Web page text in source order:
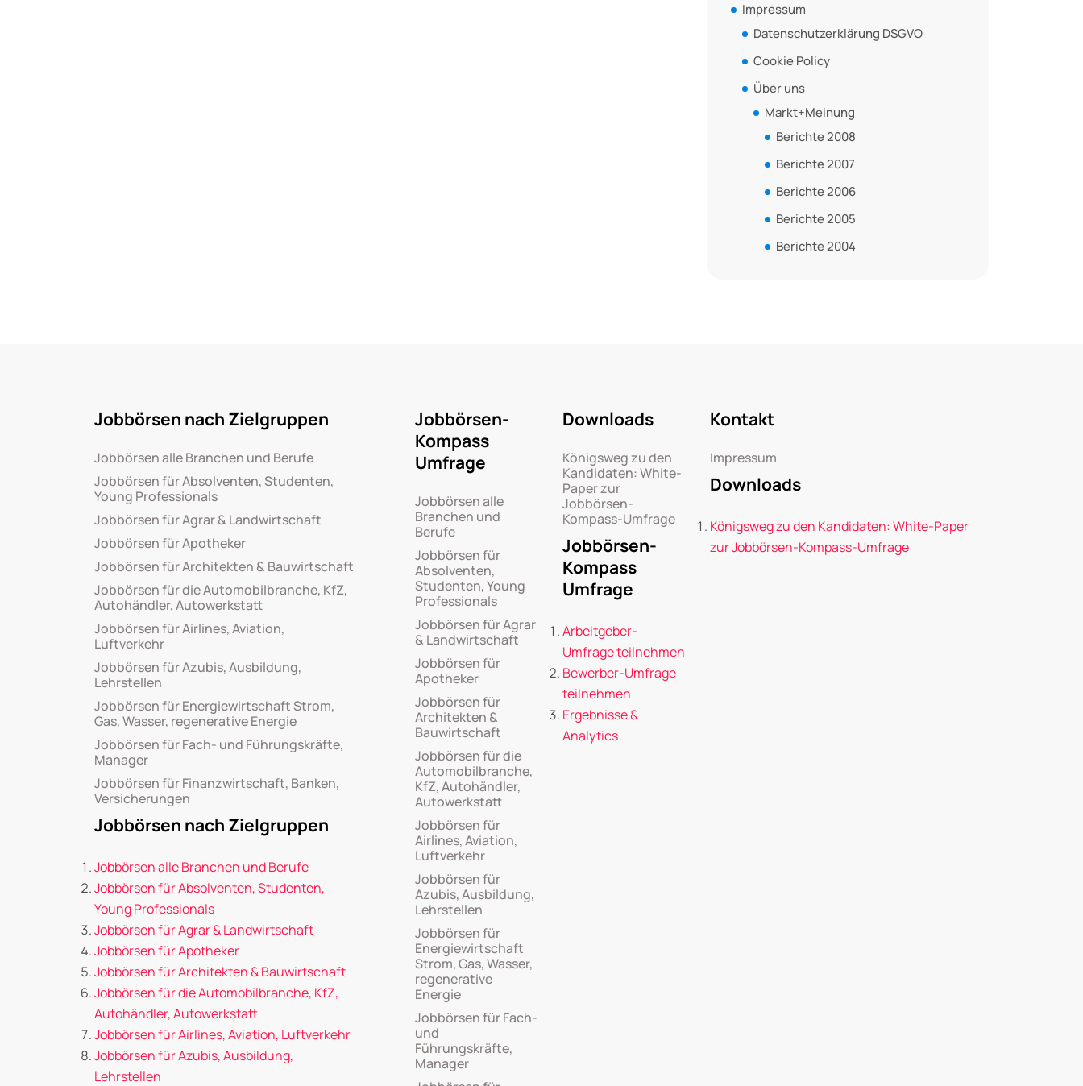
Impressum
Datenschutzerklärung DSGVO
Cookie Policy
Über uns
Markt+Meinung
Berichte 2008
Berichte 2007
Berichte 2006
Berichte 2005
Berichte 2004
Jobbörsen nach Zielgruppen
Jobbörsen alle Branchen und Berufe
Jobbörsen für Absolventen, Studenten,
Young Professionals
Jobbörsen für Agrar & Landwirtschaft
Jobbörsen für Apotheker
Jobbörsen für Architekten & Bauwirtschaft
Jobbörsen für die Automobilbranche, KfZ,
Autohändler, Autowerkstatt
Jobbörsen für Airlines, Aviation,
Luftverkehr
Jobbörsen für Azubis, Ausbildung,
Lehrstellen
Jobbörsen für Energiewirtschaft Strom,
Gas, Wasser, regenerative Energie
Jobbörsen für Fach- und Führungskräfte,
Manager
Jobbörsen für Finanzwirtschaft, Banken,
Versicherungen
Jobbörsen nach Zielgruppen
Jobbörsen alle Branchen und Berufe
Jobbörsen für Absolventen, Studenten,
Young Professionals
Jobbörsen für Agrar & Landwirtschaft
Jobbörsen für Apotheker
Jobbörsen für Architekten & Bauwirtschaft
Jobbörsen für die Automobilbranche, KfZ,
Autohändler, Autowerkstatt
Jobbörsen für Airlines, Aviation, Luftverkehr
Jobbörsen für Azubis, Ausbildung,
Lehrstellen
Jobbörsen-
Kompass
Umfrage
Jobbörsen alle
Branchen und
Berufe
Jobbörsen für
Absolventen,
Studenten, Young
Professionals
Jobbörsen für Agrar
& Landwirtschaft
Jobbörsen für
Apotheker
Jobbörsen für
Architekten &
Bauwirtschaft
Jobbörsen für die
Automobilbranche,
KfZ, Autohändler,
Autowerkstatt
Jobbörsen für
Airlines, Aviation,
Luftverkehr
Jobbörsen für
Azubis, Ausbildung,
Lehrstellen
Jobbörsen für
Energiewirtschaft
Strom, Gas, Wasser,
regenerative
Energie
Jobbörsen für Fach-
und
Führungskräfte,
Manager
Downloads
Königsweg zu den
Kandidaten: White-
Paper zur
Jobbörsen-
Kompass-Umfrage
Jobbörsen-
Kompass
Umfrage
Arbeitgeber-
Umfrage teilnehmen
Bewerber-Umfrage
teilnehmen
Ergebnisse &
Analytics
Kontakt
Impressum
Downloads
Königsweg zu den Kandidaten: White-Paper
zur Jobbörsen-Kompass-Umfrage